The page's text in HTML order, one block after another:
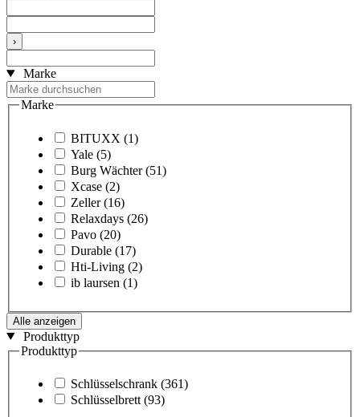
›
Marke
Marke
BITUXX (1)
Yale (5)
Burg Wächter (51)
Xcase (2)
Zeller (16)
Relaxdays (26)
Pavo (20)
Durable (17)
Hti-Living (2)
ib laursen (1)
Alle anzeigen
Produkttyp
Produkttyp
Schlüsselschrank (361)
Schlüsselbrett (93)